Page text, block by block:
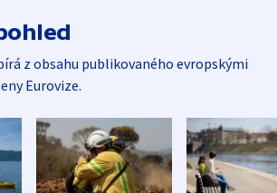
z obsahu publikovaného evropskými
Eurovize.